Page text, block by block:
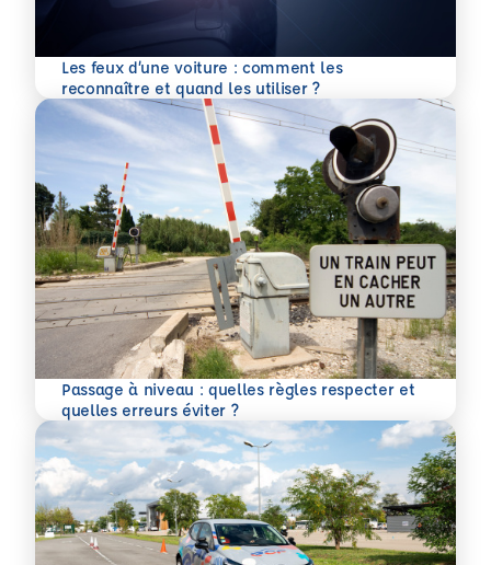
Les feux d’une voiture : comment les
reconnaître et quand les utiliser ?
En savoir plus
Passage à niveau : quelles règles respecter et
quelles erreurs éviter ?
En savoir plus